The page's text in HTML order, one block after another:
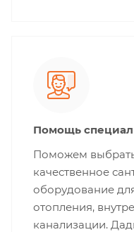
Помощь
Поможем
качественное
оборудование
отопления,
канализации.